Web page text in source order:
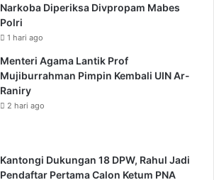
Narkoba Diperiksa Divpropam Mabes
Polri
1 hari ago
Menteri Agama Lantik Prof
Mujiburrahman Pimpin Kembali UIN Ar-
Raniry
2 hari ago
Kantongi Dukungan 18 DPW, Rahul Jadi
Pendaftar Pertama Calon Ketum PNA